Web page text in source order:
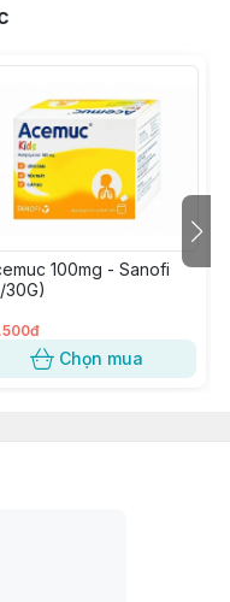
100mg - Sanofi
30G)
Chọn mua